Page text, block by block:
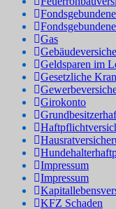
Gas
Geldsparen im
Gesetzliche
Girokonto
Impressum
Impressum
KFZ Schaden